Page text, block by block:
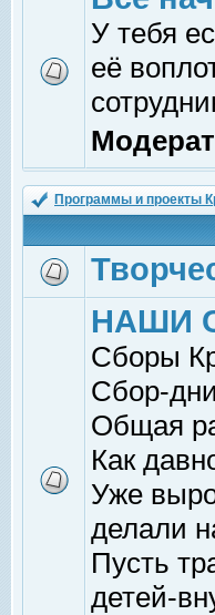
У тебя
её
Программы и проекты
НАШИ
Сборы
Сбор-
Общая
Как
Уже
делали
Пусть
детей-